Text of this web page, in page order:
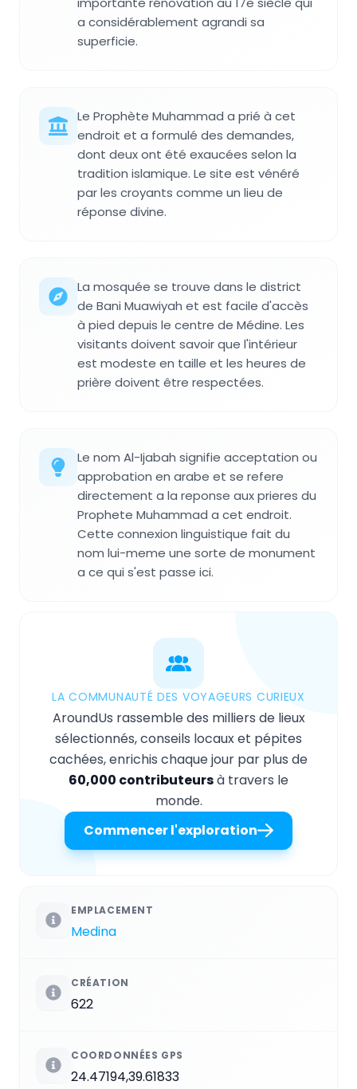
a considérablement agrandi sa
superficie.
Le Prophète Muhammad a prié à cet
endroit et a formulé des demandes,
dont deux ont été exaucées selon la
tradition islamique. Le site est vénéré
par les croyants comme un lieu de
réponse divine.
La mosquée se trouve dans le district
de Bani Muawiyah et est facile d'accès
à pied depuis le centre de Médine. Les
visitants doivent savoir que l'intérieur
est modeste en taille et les heures de
prière doivent être respectées.
Le nom Al-Ijabah signifie acceptation ou
approbation en arabe et se refere
directement a la reponse aux prieres du
Prophete Muhammad a cet endroit.
Cette connexion linguistique fait du
nom lui-meme une sorte de monument
a ce qui s'est passe ici.
LA COMMUNAUTÉ DES VOYAGEURS CURIEUX
AroundUs rassemble des milliers de lieux
sélectionnés, conseils locaux et pépites
cachées, enrichis chaque jour par plus de
60,000 contributeursà travers le
monde.
Commencer l'exploration
EMPLACEMENT
Medina
CRÉATION
622
COORDONNÉES GPS
24.47194,39.61833